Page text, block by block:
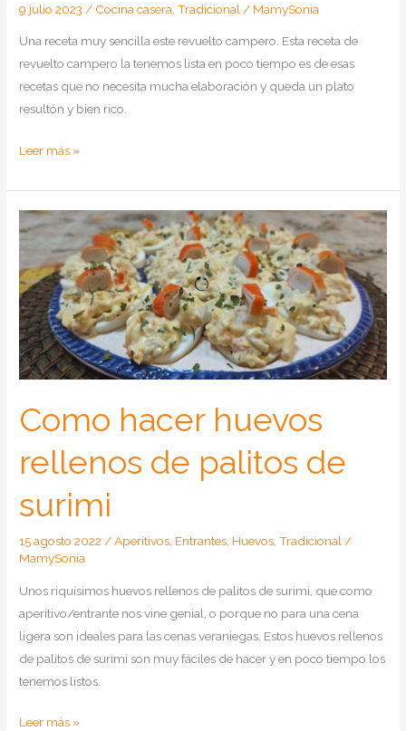
9 julio 2023 / Cocina casera ,Tradicional / MamySonia
Una receta muy sencilla este revuelto campero. Esta receta de
revuelto campero la tenemos lista en poco tiempo es de esas
recetas que no necesita mucha elaboración y queda un plato
resultón y bien rico.
Como
revuelto
campero
Leer más »
Como hacer huevos
rellenos de palitos de
surimi
15 agosto 2022 /Aperitivos Entrantes Huevos ,Tradicional /
MamySonia
Unos riquísimos huevos rellenos de palitos de surimi, que como
aperitivo/entrante nos vine genial, o porque no para una cena
ligera son ideales para las cenas veraniegas. Estos huevos rellenos
de palitos de surimi son muy fáciles de hacer y en poco tiempo los
tenemos listos.
Como
Leer más »